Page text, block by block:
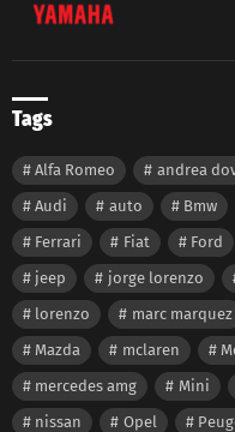
Tags
Alfa Romeo andrea
Audi
auto Bmw
Ferrari
Fiat Ford
jeep
jorge lorenzo
lorenzo
marc marquez
Mazda
mclaren
mercedes amg
Mini
nissan
Opel